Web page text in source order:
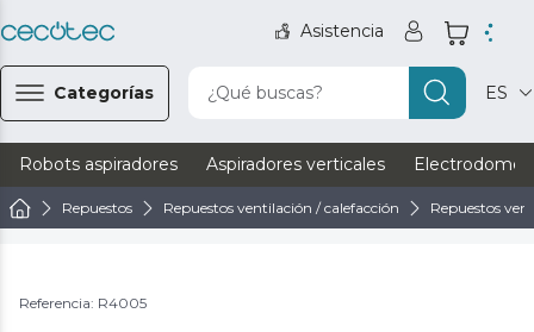
Asistencia
Categorías ¿Qué buscas? ES
Robots aspiradores Aspiradores verticales
Repuestos Repuestos ventilación / calefacción Repuestos
Referencia: R4005